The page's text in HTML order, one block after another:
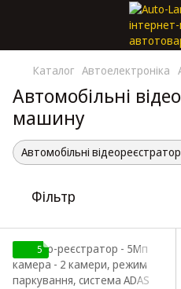
Каталог Автоелектроніка
Автомобільні
машину
Автомобільні
Фільтр
5